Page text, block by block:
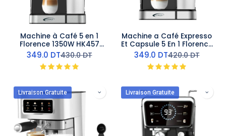
Machine à Café 5 en 1
Florence 1350W HK457
avec Afficheur LED –
Expresso & Capsules
349.0 DT430.0DT
Machine a Café Expresso
Et Capsule 5 En 1 Florence
1350W
349.0 DT420.0DT
Livraison Gratuite Livraison Gratuite